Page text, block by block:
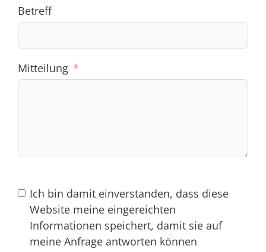
Betreff
Mitteilung
Ich bin damit einverstanden, dass diese
Website meine eingereichten
Informationen speichert, damit sie auf
meine Anfrage antworten können